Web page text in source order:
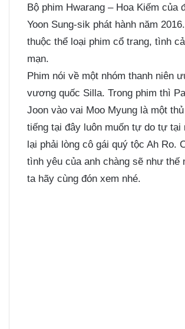
Bộ phim Hwarang – Hoa Kiếm của
Yoon Sung-sik phát hành năm
thuộc thể loại phim cổ trang, tình
mạn.
Phim nói về một nhóm thanh niên
vương quốc Silla. Trong phim thì
Joon vào vai Moo Myung là một
tiếng tại đây luôn muốn tự do tự tại
lại phải lòng cô gái quý tộc Ah Ro.
tình yêu của anh chàng sẽ như thế
ta hãy cùng đón xem nhé.